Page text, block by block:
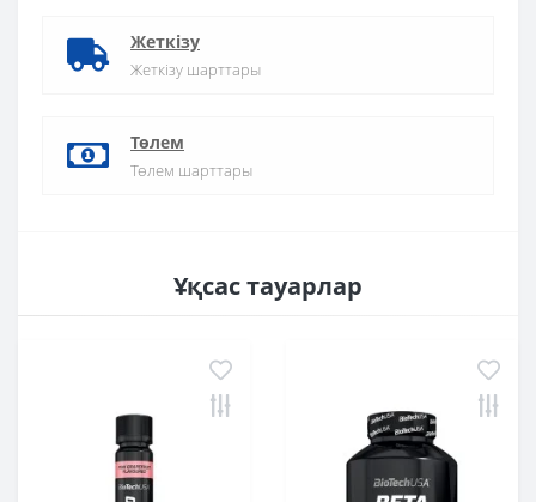
Жеткізу
Жеткізу шарттары
Төлем
Төлем шарттары
Ұқсас тауарлар